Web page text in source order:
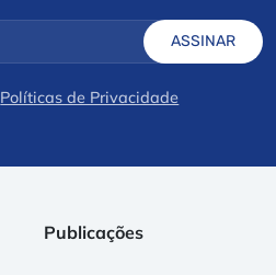
ASSINAR
Políticas de Privacidade
Publicações